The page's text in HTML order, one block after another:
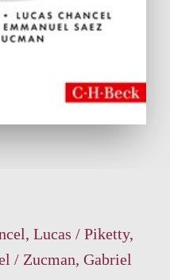
Lucas / Piketty,
/ Zucman, Gabriel